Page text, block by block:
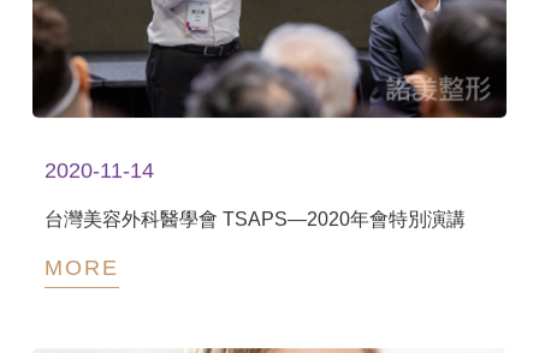
2020-11-14
台灣美容外科醫學會 TSAPS—2020年會特別演講
MORE